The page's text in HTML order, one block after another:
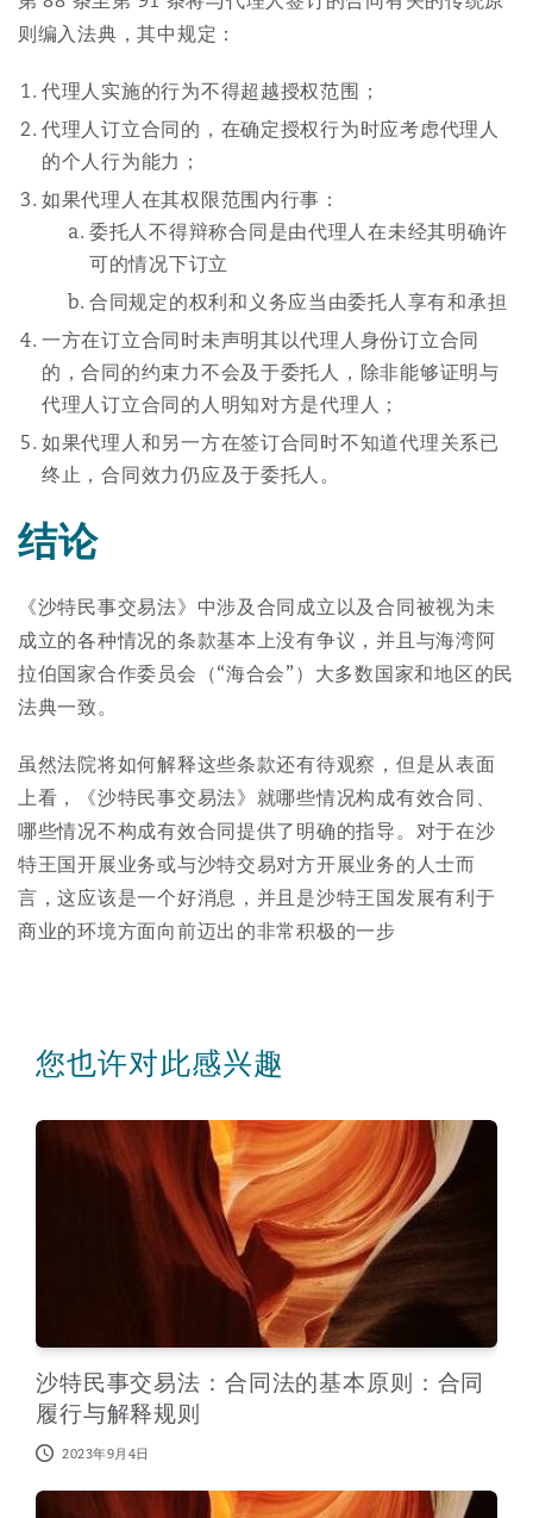
则编入法典，其中规定：
代理人实施的行为不得超越授权范围；
代理人订立合同的，在确定授权行为时应考虑代理人
的个人行为能力；
如果代理人在其权限范围内行事：
委托人不得辩称合同是由代理人在未经其明确许
可的情况下订立
合同规定的权利和义务应当由委托人享有和承担
一方在订立合同时未声明其以代理人身份订立合同
的，合同的约束力不会及于委托人，除非能够证明与
代理人订立合同的人明知对方是代理人；
如果代理人和另一方在签订合同时不知道代理关系已
终止，合同效力仍应及于委托人。
结论
《沙特民事交易法》中涉及合同成立以及合同被视为未
成立的各种情况的条款基本上没有争议，并且与海湾阿
拉伯国家合作委员会（“海合会”）大多数国家和地区的民
法典一致。
虽然法院将如何解释这些条款还有待观察，但是从表面
上看，《沙特民事交易法》就哪些情况构成有效合同、
哪些情况不构成有效合同提供了明确的指导。对于在沙
特王国开展业务或与沙特交易对方开展业务的人士而
言，这应该是一个好消息，并且是沙特王国发展有利于
商业的环境方面向前迈出的非常积极的一步
您也许对此感兴趣
沙特民事交易法：合同法的基本原则：合同履行与解释规则
沙特民事交易法：合同法的基本原则：合同
履行与解释规则
2023年9月4日
沙特民事交易法：合同法基本原则 - 合同的解除